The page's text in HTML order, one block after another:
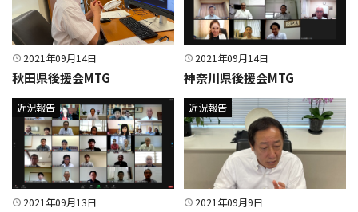
2021年09月14日
秋田県後援会MTG
2021年09月14日
神奈川県後援会MTG
2021年09月13日
近況報告
2021年09月9日
近況報告